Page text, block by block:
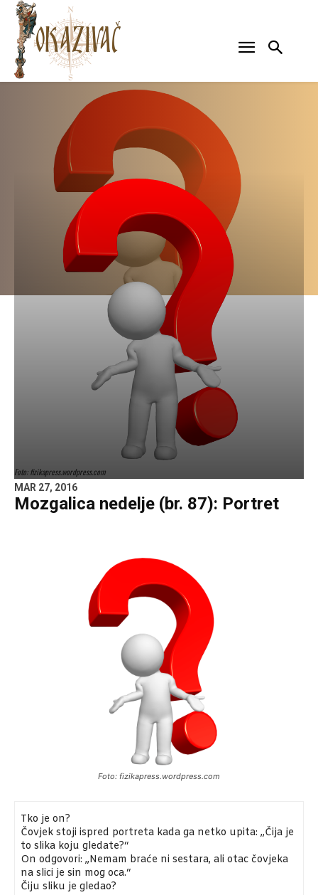
Foto: fizikapress.wordpress.com
MAR 27, 2016
Mozgalica nedelje (br. 87): Portret
Foto: fizikapress.wordpress.com
Tko je on?
Čovjek stoji ispred portreta kada ga netko upita: „Čija je
to slika koju gledate?“
On odgovori: „Nemam braće ni sestara, ali otac čovjeka
na slici je sin mog oca.“
Čiju sliku je gledao?